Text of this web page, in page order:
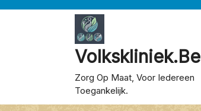
Volkskliniek.be
Zorg Op Maat, Voor Iedereen
Toegankelijk.